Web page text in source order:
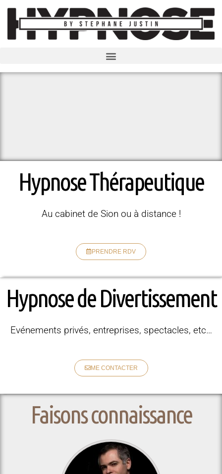
Hypnose Thérapeutique
Au cabinet de Sion ou à distance !
PRENDRE RDV
Hypnose de Divertissement
Evénements privés, entreprises, spectacles, etc…
ME CONTACTER
Faisons connaissance